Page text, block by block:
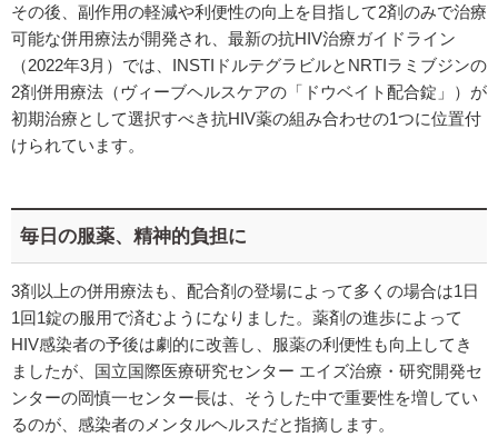
その後、副作用の軽減や利便性の向上を目指して2剤のみで治療
可能な併用療法が開発され、最新の抗HIV治療ガイドライン
（2022年3月）では、INSTIドルテグラビルとNRTIラミブジンの
2剤併用療法（ヴィーブヘルスケアの「ドウベイト配合錠」）が
初期治療として選択すべき抗HIV薬の組み合わせの1つに位置付
けられています。
毎日の服薬、精神的負担に
3剤以上の併用療法も、配合剤の登場によって多くの場合は1日
1回1錠の服用で済むようになりました。薬剤の進歩によって
HIV感染者の予後は劇的に改善し、服薬の利便性も向上してき
ましたが、国立国際医療研究センター エイズ治療・研究開発セ
ンターの岡慎一センター長は、そうした中で重要性を増してい
るのが、感染者のメンタルヘルスだと指摘します。